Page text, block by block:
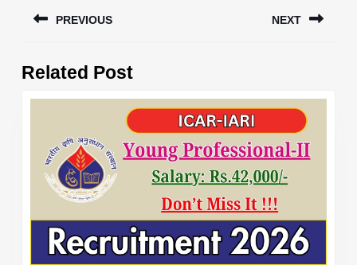
navigation
PREVIOUS
post:
NEXT
Related Post